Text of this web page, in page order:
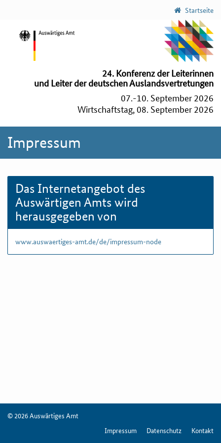
Startseite
24. Konferenz der Leiterinnen
und Leiter der deutschen Auslandsvertretungen
07.-10. September 2026
Wirtschaftstag, 08. September 2026
Impressum
Das Internetangebot des
Auswärtigen Amts wird
herausgegeben von
www.auswaertiges-amt.de/de/impressum-node
© 2026 Auswärtiges Amt
Impressum
Datenschutz Kontakt